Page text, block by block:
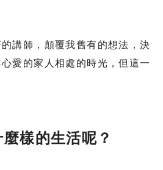
講師，顛覆我舊有的想法，決
愛的家人相處的時光，但這一
樣的生活呢？